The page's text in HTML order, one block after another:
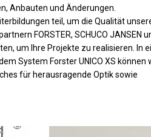
Anbauten und Änderungen.
teil, um die Qualität
FORSTER, SCHUCO JANSEN
um Ihre Projekte zu realisieren. In
System Forster UNICO XS können
für herausragende Optik sowie